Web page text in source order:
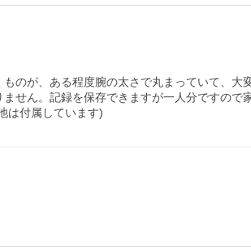
のが、ある程度腕の太さで丸まっていて、
せん。記録を保存できますが一人分ですの
は付属しています)